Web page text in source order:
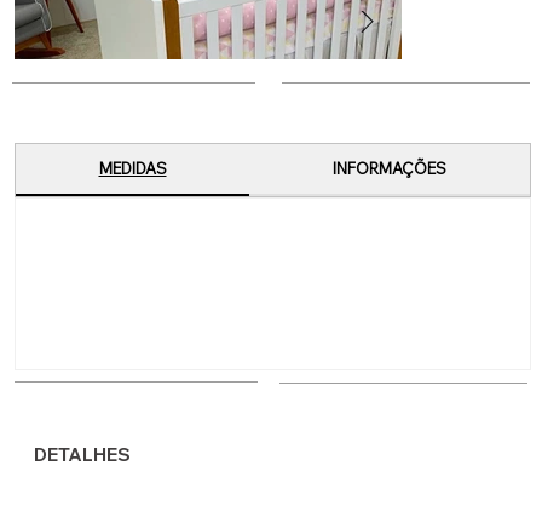
MEDIDAS INFORMAÇÕES
DETALHES